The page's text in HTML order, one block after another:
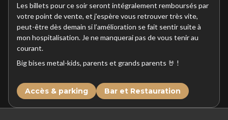
Les billets pour ce soir seront intégralement remboursés par
votre point de vente, et j’espère vous retrouver très vite,
peut-être dès demain si l’amélioration se fait sentir suite à
mon hospitalisation. Je ne manquerai pas de vous tenir au
courant.
Big bises metal-kids, parents et grands parents 🤘 !
Accès & parking Bar et Restauration